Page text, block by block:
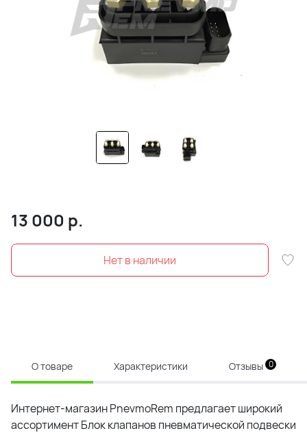
13 000 р.
О товаре Характеристики Отзывы 0
Интернет-магазин PnevmoRem предлагает широкий
ассортимент Блок клапанов пневматической подвески